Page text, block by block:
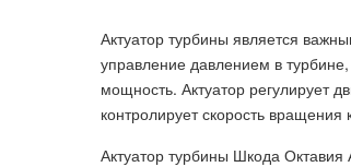
Актуатор турбины является
управление давлением в
мощность. Актуатор регулирует
контролирует скорость
Актуатор турбины Шкода